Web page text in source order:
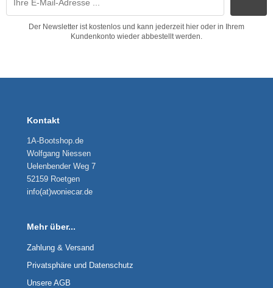
Der Newsletter ist kostenlos und kann jederzeit hier oder in Ihrem
Kundenkonto wieder abbestellt werden.
Kontakt
1A-Bootshop.de
Wolfgang Niessen
Uelenbender Weg 7
52159 Roetgen
info(at)woniecar.de
Mehr über...
Zahlung & Versand
Privatsphäre und Datenschutz
Unsere AGB